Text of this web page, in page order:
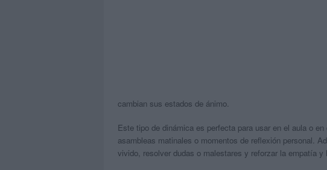
cambian sus estados de ánimo.
Este tipo de dinámica es perfecta para usar en el aula o
asambleas matinales o momentos de reflexión personal.
vivido, resolver dudas o malestares y reforzar la empatía y